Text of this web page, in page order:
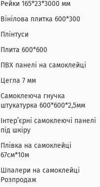
Рейки 165*23*3000 мм
Вінілова плитка 600*300
Плінтуси
Плита 600*600
ПВХ панелі на самоклейці
Цегла 7 мм
Самоклеюча гнучка
штукатурка 600*600*2,5мм
Інтер’єрні самоклеючі панелі
під шкіру
Плівка на самоклейці
67см*10м
Шпалери на самоклейці
Розпродаж